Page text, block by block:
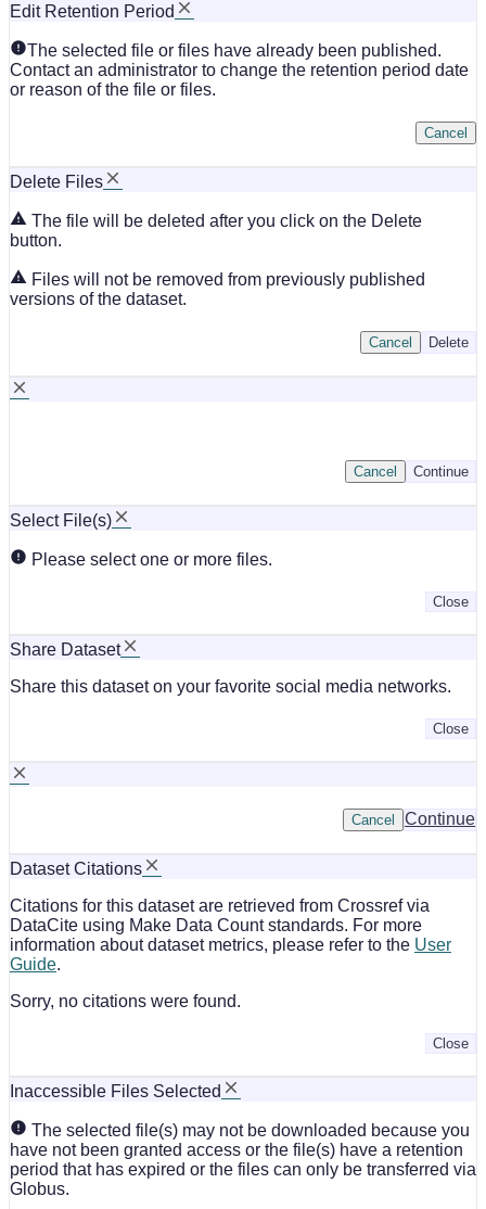
Edit Retention Period
The selected file or files have already been published.
Contact an administrator to change the retention period date
or reason of the file or files.
Cancel
Delete Files
The file will be deleted after you click on the Delete
button.
Files will not be removed from previously published
versions of the dataset.
Delete
Cancel
Continue
Cancel
Select File(s)
Please select one or more files.
Close
Share Dataset
Share this dataset on your favorite social media networks.
Close
Continue
Cancel
Dataset Citations
Citations for this dataset are retrieved from Crossref via
DataCite using Make Data Count standards. For more
information about dataset metrics, please refer to the User
Guide.
Sorry, no citations were found.
Close
Inaccessible Files Selected
The selected file(s) may not be downloaded because you
have not been granted access or the file(s) have a retention
period that has expired or the files can only be transferred via
Globus.